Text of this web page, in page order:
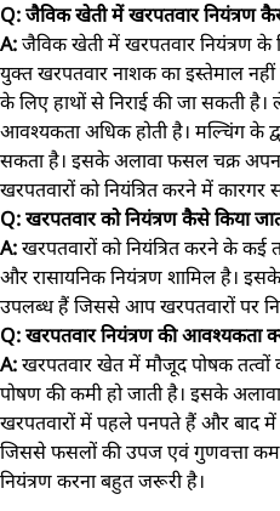
Q: जैविक खेती में खरपतवार नियंत्रण
A:जैविक खेती में खरपतवार नियंत्रण के
युक्त खरपतवार नाशक का इस्तेमाल नहीं
के लिए हाथों से निराई की जा सकती
आवश्यकता अधिक होती है। मल्चिंग के
सकता है। इसके अलावा फसल चक्र
खरपतवारों को नियंत्रित करने में कारगर
Q: खरपतवार को नियंत्रण कैसे किया
A:खरपतवारों को नियंत्रित करने के कई
और रासायनिक नियंत्रण शामिल है।
उपलब्ध हैं जिससे आप खरपतवारों पर
Q: खरपतवार नियंत्रण की आवश्यकता
A:खरपतवार खेत में मौजूद पोषक
पोषण की कमी हो जाती है। इसके
खरपतवारों में पहले पनपते हैं और बाद
जिससे फसलों की उपज एवं गुणवत्ता कम
नियंत्रण करना बहुत जरूरी है।